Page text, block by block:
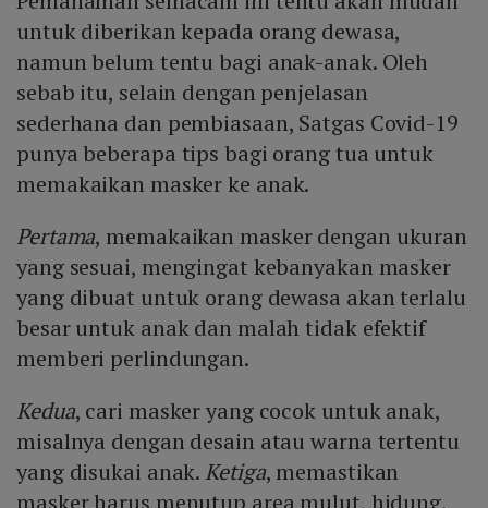
untuk diberikan kepada orang dewasa,
namun belum tentu bagi anak-anak. Oleh
sebab itu, selain dengan penjelasan
sederhana dan pembiasaan, Satgas Covid-19
punya beberapa tips bagi orang tua untuk
memakaikan masker ke anak.
Pertama, memakaikan masker dengan ukuran
yang sesuai, mengingat kebanyakan masker
yang dibuat untuk orang dewasa akan terlalu
besar untuk anak dan malah tidak efektif
memberi perlindungan.
Kedua, cari masker yang cocok untuk anak,
misalnya dengan desain atau warna tertentu
yang disukai anak. Ketiga, memastikan
masker harus menutup area mulut, hidung,